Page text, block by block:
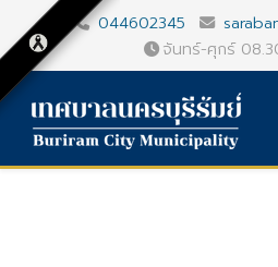
044602345
จันทร์-ศุกร์